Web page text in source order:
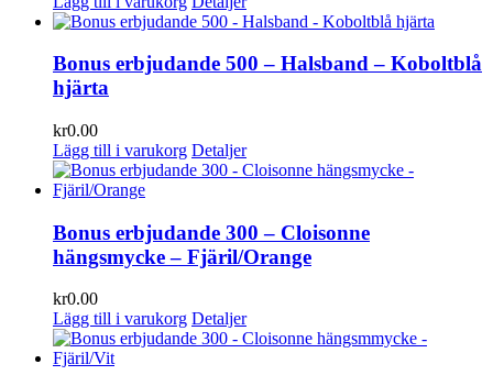
Bonus erbjudande 500 – Halsband – Koboltblå
hjärta
kr0.00
Lägg till i varukorg Detaljer
Bonus erbjudande 300 – Cloisonne
hängsmycke – Fjäril/Orange
kr0.00
Lägg till i varukorg Detaljer